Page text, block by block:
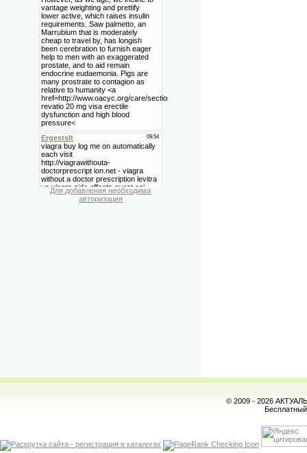
Для добавления необходима
авторизация
© 2009 - 2026